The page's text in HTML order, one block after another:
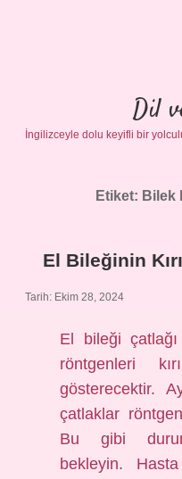
Dil
İngilizceyle dolu keyifli bir
Etiket: Bilek
El Bileğinin
Tarih: Ekim 28, 2024
El bileği çatlağı
röntgenleri
gösterecektir.
çatlaklar
Bu gibi
bekleyin.